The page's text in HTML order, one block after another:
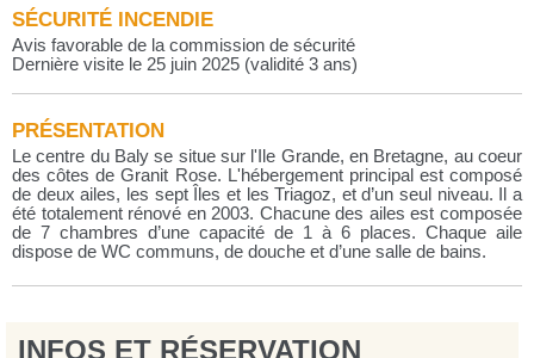
SÉCURITÉ INCENDIE
Avis favorable de la commission de sécurité
Dernière visite le 25 juin 2025 (validité 3 ans)
PRÉSENTATION
Le centre du Baly se situe sur l'Ile Grande, en Bretagne, au coeur
des côtes de Granit Rose. L'hébergement principal est composé
de deux ailes, les sept Îles et les Triagoz, et d’un seul niveau. Il a
été totalement rénové en 2003. Chacune des ailes est composée
de 7 chambres d’une capacité de 1 à 6 places. Chaque aile
dispose de WC communs, de douche et d’une salle de bains.
INFOS ET RÉSERVATION